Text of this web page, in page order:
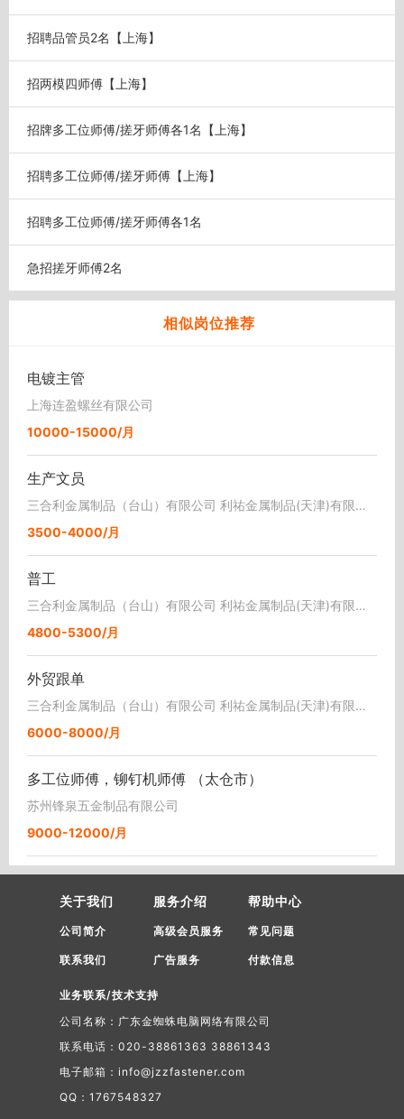
招聘品管员2名【上海】
招两模四师傅【上海】
招牌多工位师傅/搓牙师傅各1名【上海】
招聘多工位师傅/搓牙师傅【上海】
招聘多工位师傅/搓牙师傅各1名
急招搓牙师傅2名
相似岗位推荐
电镀主管
上海连盈螺丝有限公司
10000-15000/月
生产文员
三合利金属制品（台山）有限公司 利祐金属制品(天津)有限公司
3500-4000/月
普工
三合利金属制品（台山）有限公司 利祐金属制品(天津)有限公司
4800-5300/月
外贸跟单
三合利金属制品（台山）有限公司 利祐金属制品(天津)有限公司
6000-8000/月
多工位师傅，铆钉机师傅 （太仓市）
苏州锋泉五金制品有限公司
9000-12000/月
关于我们
公司简介
联系我们
服务介绍
高级会员服务
广告服务
帮助中心
常见问题
付款信息
业务联系/技术支持
公司名称：广东金蜘蛛电脑网络有限公司
联系电话：020-38861363 38861343
电子邮箱：info@jzzfastener.com
QQ：1767548327